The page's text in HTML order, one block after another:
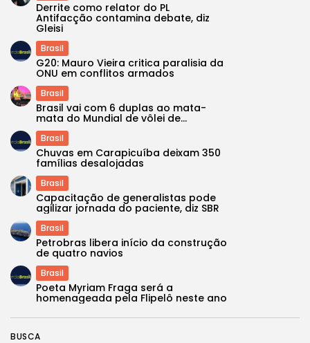
BUSCA
Derrite como relator do PL
Antifacção contamina debate, diz
Gleisi
Brasil
G20: Mauro Vieira critica paralisia da
ONU em conflitos armados
Brasil
Brasil vai com 6 duplas ao mata-
mata do Mundial de vôlei de...
Brasil
Chuvas em Carapicuíba deixam 350
famílias desalojadas
Brasil
Capacitação de generalistas pode
agilizar jornada do paciente, diz SBR
Brasil
Petrobras libera início da construção
de quatro navios
Brasil
Poeta Myriam Fraga será a
homenageada pela Flipelô neste ano